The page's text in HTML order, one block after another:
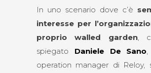
In uno scenario dove c’è
interesse per
proprio walled garden,
spiegato Daniele De Sano,
operation manager di Reloy,